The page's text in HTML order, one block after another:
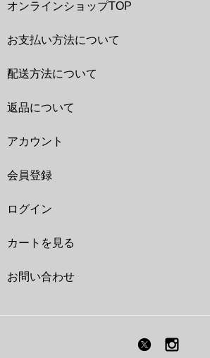
オンラインショップTOP
お支払い方法について
配送方法について
返品について
アカウント
会員登録
ログイン
カートを見る
お問い合わせ